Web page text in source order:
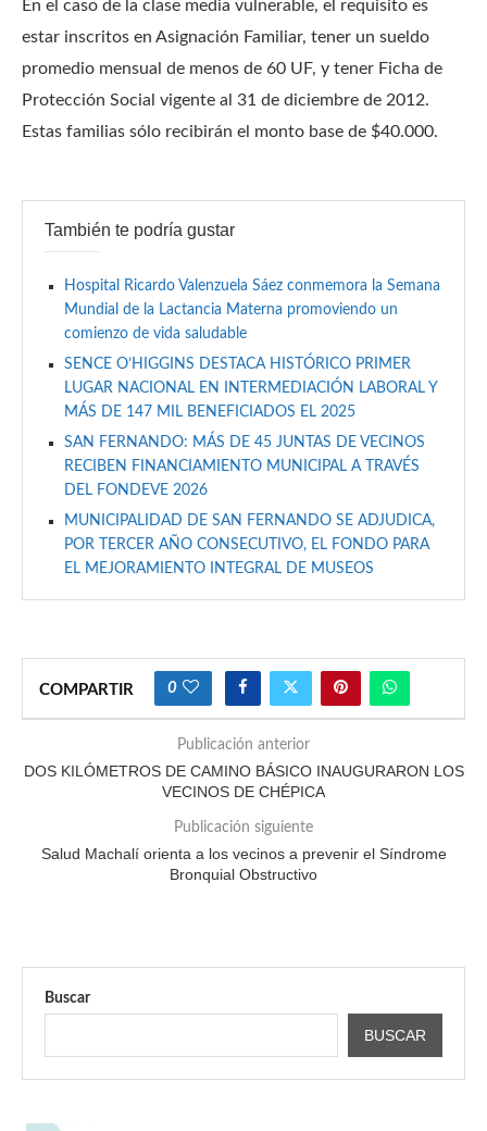
En el caso de la clase media vulnerable, el requisito es
estar inscritos en Asignación Familiar, tener un sueldo
promedio mensual de menos de 60 UF, y tener Ficha de
Protección Social vigente al 31 de diciembre de 2012.
Estas familias sólo recibirán el monto base de $40.000.
También te podría gustar
Hospital Ricardo Valenzuela Sáez conmemora la Semana
Mundial de la Lactancia Materna promoviendo un
comienzo de vida saludable
SENCE O’HIGGINS DESTACA HISTÓRICO PRIMER
LUGAR NACIONAL EN INTERMEDIACIÓN LABORAL Y
MÁS DE 147 MIL BENEFICIADOS EL 2025
SAN FERNANDO: MÁS DE 45 JUNTAS DE VECINOS
RECIBEN FINANCIAMIENTO MUNICIPAL A TRAVÉS
DEL FONDEVE 2026
MUNICIPALIDAD DE SAN FERNANDO SE ADJUDICA,
POR TERCER AÑO CONSECUTIVO, EL FONDO PARA
EL MEJORAMIENTO INTEGRAL DE MUSEOS
COMPARTIR 0
Publicación anterior
DOS KILÓMETROS DE CAMINO BÁSICO INAUGURARON LOS
VECINOS DE CHÉPICA
Publicación siguiente
Salud Machalí orienta a los vecinos a prevenir el Síndrome
Bronquial Obstructivo
Buscar
BUSCAR